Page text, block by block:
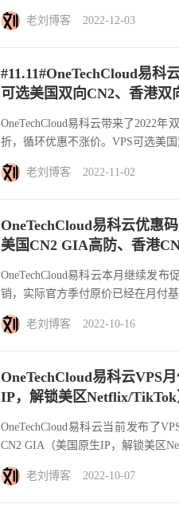
老刘博客 2022-12-03
#11.11#OneTechCloud易科
可选美国双向CN2、香港
OneTechCloud易科云带来了2022年
折，循环优惠不涨价。VPS可选美国
老刘博客 2022-11-02
OneTechCloud易科云优惠
美国CN2 GIA高防、香港
OneTechCloud易科云本月继续发
销，实际官方季付原价已经在月付
老刘博客 2022-10-16
OneTechCloud易科云VPS
IP，解锁美区Netflix/
OneTechCloud易科云当前发布了
CN2 GIA（美国原生IP，解锁美区
老刘博客 2022-10-07